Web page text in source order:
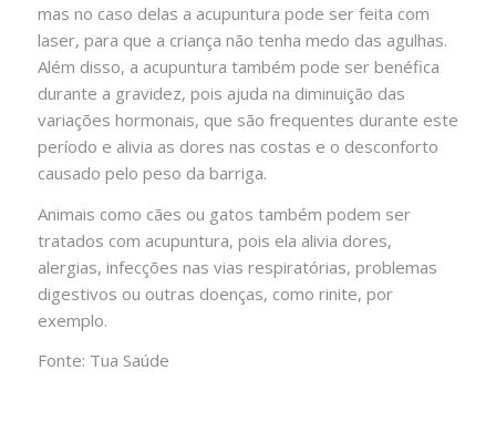
mas no caso delas a acupuntura pode ser feita com
laser, para que a criança não tenha medo das agulhas.
Além disso, a acupuntura também pode ser benéfica
durante a gravidez, pois ajuda na diminuição das
variações hormonais, que são frequentes durante este
período e alivia as dores nas costas e o desconforto
causado pelo peso da barriga.
Animais como cães ou gatos também podem ser
tratados com acupuntura, pois ela alivia dores,
alergias, infecções nas vias respiratórias, problemas
digestivos ou outras doenças, como rinite, por
exemplo.
Fonte: Tua Saúde